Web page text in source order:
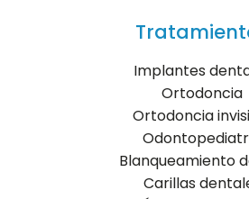
Implantes
Ortodoncia
Ortodoncia
Blanqueamiento
Carillas